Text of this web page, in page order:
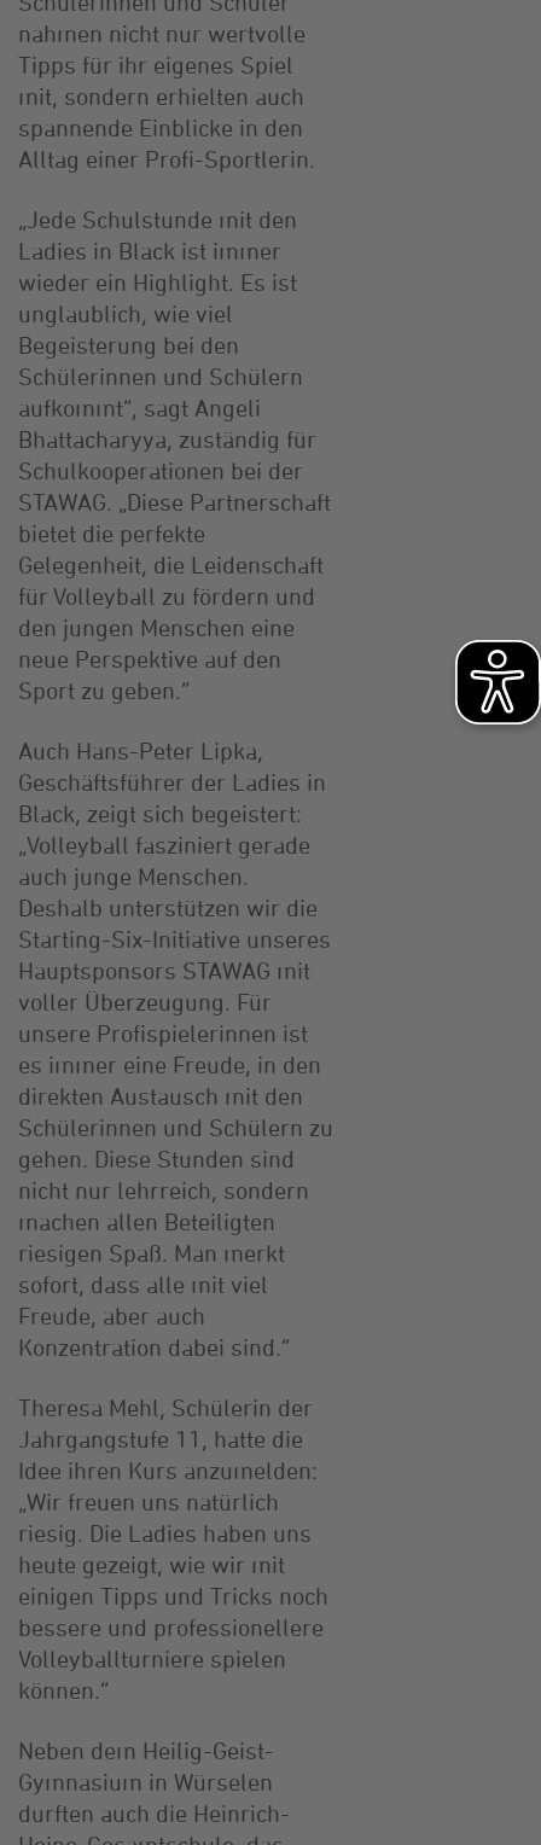
nahmen nicht nur wertvolle
Tipps für ihr eigenes Spiel
mit, sondern erhielten auch
spannende Einblicke in den
Alltag einer Profi-Sportlerin.
„Jede Schulstunde mit den
Ladies in Black ist immer
wieder ein Highlight. Es ist
unglaublich, wie viel
Begeisterung bei den
Schülerinnen und Schülern
aufkommt“, sagt Angeli
Bhattacharyya, zuständig für
Schulkooperationen bei der
STAWAG. „Diese Partnerschaft
bietet die perfekte
Gelegenheit, die Leidenschaft
für Volleyball zu fördern und
den jungen Menschen eine
neue Perspektive auf den
Sport zu geben.“
Auch Hans-Peter Lipka,
Geschäftsführer der Ladies in
Black, zeigt sich begeistert:
„Volleyball fasziniert gerade
auch junge Menschen.
Deshalb unterstützen wir die
Starting-Six-Initiative unseres
Hauptsponsors STAWAG mit
voller Überzeugung. Für
unsere Profispielerinnen ist
es immer eine Freude, in den
direkten Austausch mit den
Schülerinnen und Schülern zu
gehen. Diese Stunden sind
nicht nur lehrreich, sondern
machen allen Beteiligten
riesigen Spaß. Man merkt
sofort, dass alle mit viel
Freude, aber auch
Konzentration dabei sind.“
Theresa Mehl, Schülerin der
Jahrgangstufe 11, hatte die
Idee ihren Kurs anzumelden:
„Wir freuen uns natürlich
riesig. Die Ladies haben uns
heute gezeigt, wie wir mit
einigen Tipps und Tricks noch
bessere und professionellere
Volleyballturniere spielen
können.“
Neben dem Heilig-Geist-
Gymnasium in Würselen
durften auch die Heinrich-